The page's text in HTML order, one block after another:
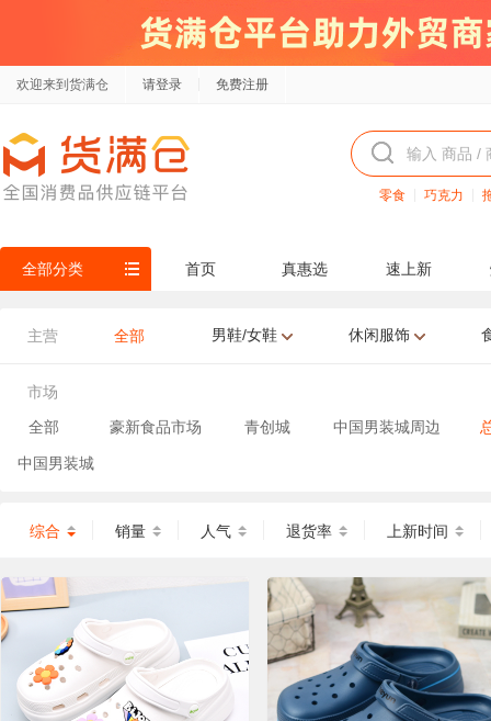
欢迎来到货满仓 请登录 免费注册
零食 巧克力
全部分类 首页 真惠选 速上新
主营 全部 男鞋/女鞋 休闲服饰
市场
全部
豪新食品市场 青创城 中国男装城周边
中国男装城
综合 销量 人气 退货率 上新时间